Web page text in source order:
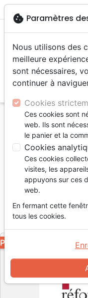
menu
Accueil Livres
Réformateurs
1517 - PDF
Les
Leur influence
Auteur :
RéférenceMB3570-
La Maison
PDF
cookie Paramètres
Nous utilisons des
meilleure
sont nécessaires,
continuer à
Cookies
Ces cookies sont
web. Ils sont
le panier et la
Cookies
Ces cookies
visites, les
appuyons sur ces
web.
En fermant cette
tous les cookies.